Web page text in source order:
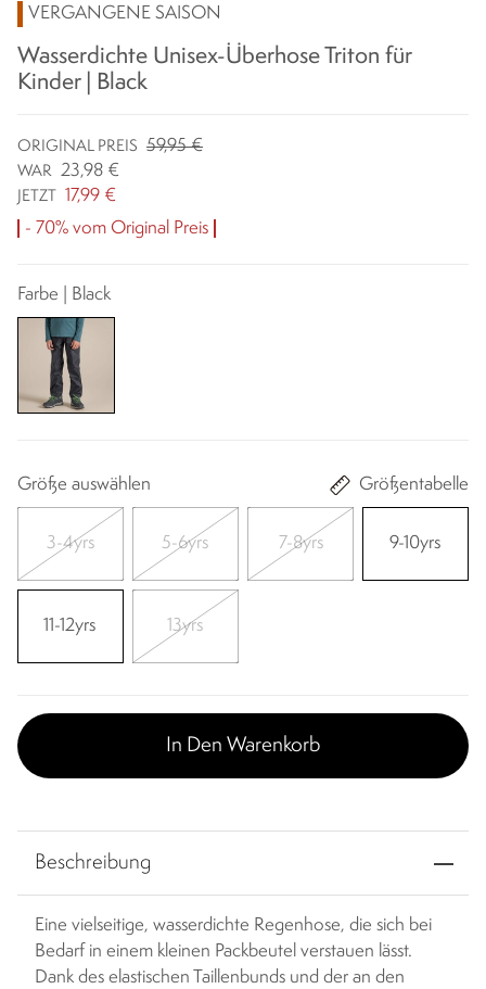
VERGANGENE SAISON
Wasserdichte Unisex-Überhose Triton für
Kinder | Black
ORIGINAL PREIS 59,95 €
WAR 23,98 €
JETZT 17,99 €
- 70% vom Original Preis
Farbe | Black
Größe auswählen Größentabelle
3-4yrs 5-6yrs 7-8yrs 9-10yrs
11-12yrs 13yrs
In Den Warenkorb
Beschreibung
Eine vielseitige, wasserdichte Regenhose, die sich bei
Bedarf in einem kleinen Packbeutel verstauen lässt.
Dank des elastischen Taillenbunds und der an den